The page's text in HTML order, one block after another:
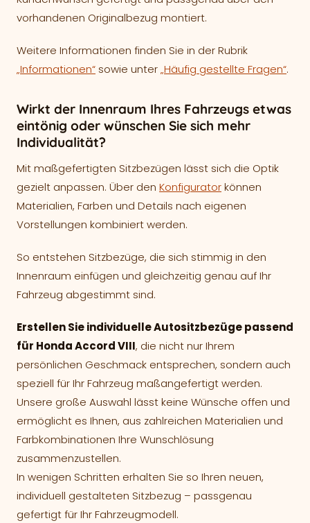
vorhandenen Originalbezug montiert.
Weitere Informationen finden Sie in der Rubrik
„Informationen“ sowie unter„Häufig gestellte Fragen“.
Wirkt der Innenraum Ihres Fahrzeugs etwas
eintönig oder wünschen Sie sich mehr
Individualität?
Mit maßgefertigten Sitzbezügen lässt sich die Optik
gezielt anpassen. Über den Konfiguratorkönnen
Materialien, Farben und Details nach eigenen
Vorstellungen kombiniert werden.
So entstehen Sitzbezüge, die sich stimmig in den
Innenraum einfügen und gleichzeitig genau auf Ihr
Fahrzeug abgestimmt sind.
Erstellen Sie individuelle Autositzbezüge passend
für Honda Accord VIII, die nicht nur Ihrem
persönlichen Geschmack entsprechen, sondern auch
speziell für Ihr Fahrzeug maßangefertigt werden.
Unsere große Auswahl lässt keine Wünsche offen und
ermöglicht es Ihnen, aus zahlreichen Materialien und
Farbkombinationen Ihre Wunschlösung
zusammenzustellen.
In wenigen Schritten erhalten Sie so Ihren neuen,
individuell gestalteten Sitzbezug – passgenau
gefertigt für Ihr Fahrzeugmodell.